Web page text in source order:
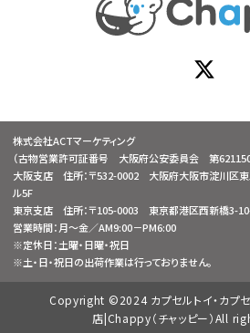
株式会社ACTマーケティング
（古物営業許可証番号 大阪府公安委員会 第
大阪支店 住所：〒532-0002 大阪府大阪市淀川区東
ル5F
東京支店 住所：〒105-0003 東京都港区西新橋3-
営業時間：月～金／AM9:00－PM6:00
※定休日：土曜・日曜・祝日
※土・日・祝日の出荷作業は行っておりません。
Copyright ©2024 カプセルトイ・カプ
店|Chappy（チャッピー）All